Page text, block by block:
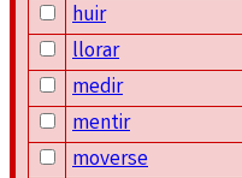
huir
llorar
medir
mentir
moverse